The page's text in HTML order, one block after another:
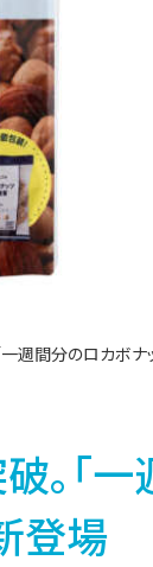
週間分のロカボナ
。「
登場